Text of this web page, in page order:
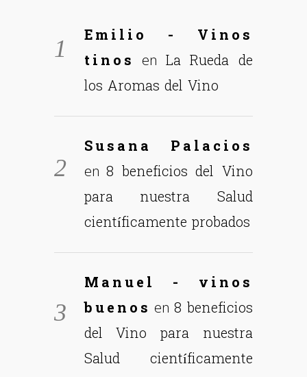
Emilio - Vinos
tinos
en La Rueda de
los Aromas del Vino
Susana Palacios
en8 beneficios del Vino
para nuestra Salud
científicamente probados
Manuel - vinos
buenos en8 beneficios
del Vino para nuestra
Salud científicamente